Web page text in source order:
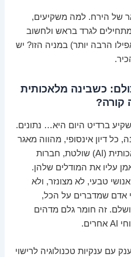
של הירח. למה משקיעים,
לגרד בראש ולחשוב
הרבה יותר) במניה הזו? יש
כשבינה מלאכותית
קורה?
ברדיט היום היא… נתונים.
כל דיון אינסופי, מהווה מאגר
מידע אדיר. בעולם שבו בינה מלאכותית (AI) שולטת, חברות
עליו את המודלים שלהן.
טבעי, לא מצונזר, ולא
אדם שמדברים על הכל,
זה חומר גלם מדהים
ענקיות טכנולוגיה לרישוי